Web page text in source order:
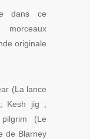
dans ce
originale
(La lance
; Kesh jig ;
(Le
de Blarney